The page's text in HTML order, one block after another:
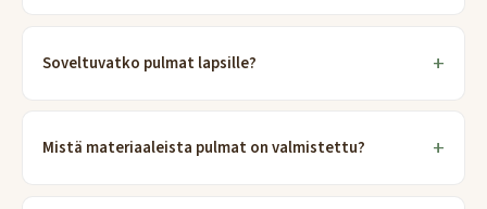
Soveltuvatko pulmat lapsille?
Mistä materiaaleista pulmat on valmistettu?